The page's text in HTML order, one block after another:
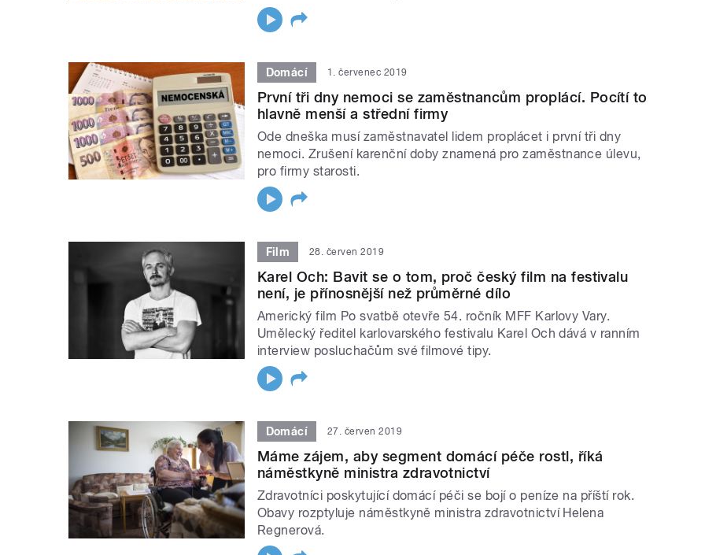
Domácí 1. červenec 2019
První tři dny nemoci se zaměstnancům proplácí. Pocítí to
hlavně menší a střední firmy
Ode dneška musí zaměstnavatel lidem proplácet i první tři dny
nemoci. Zrušení karenční doby znamená pro zaměstnance úlevu,
pro firmy starosti.
Film 28. červen 2019
Karel Och: Bavit se o tom, proč český film na festivalu
není, je přínosnější než průměrné dílo
Americký film Po svatbě otevře 54. ročník MFF Karlovy Vary.
Umělecký ředitel karlovarského festivalu Karel Och dává v ranním
interview posluchačům své filmové tipy.
Domácí 27. červen 2019
Máme zájem, aby segment domácí péče rostl, říká
náměstkyně ministra zdravotnictví
Zdravotníci poskytující domácí péči se bojí o peníze na příští rok.
Obavy rozptyluje náměstkyně ministra zdravotnictví Helena
Regnerová.